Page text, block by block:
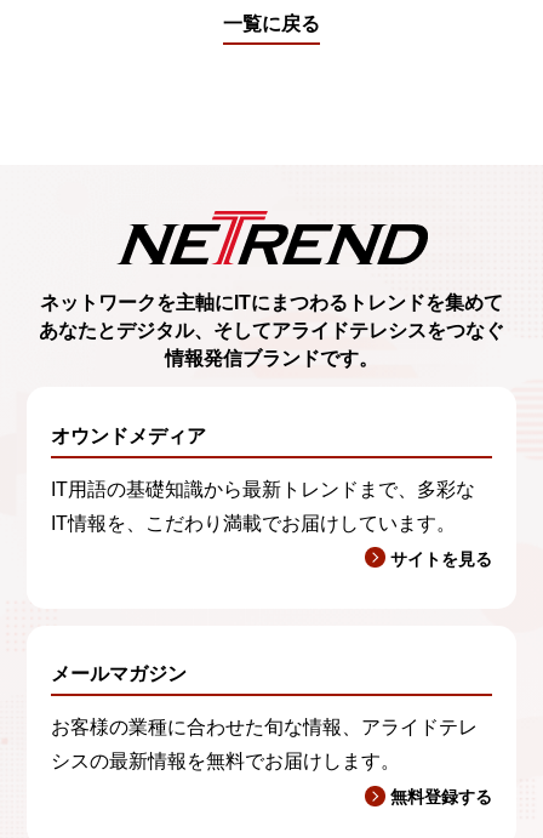
一覧に戻る
ネットワークを主軸に ITにまつわるトレンドを集めて
あなたとデジタル、 そしてアライドテレシスをつなぐ
情報発信ブランドです。
オウンドメディア
IT用語の基礎知識から最新トレンドまで、多彩な
IT情報を、こだわり満載でお届けしています。
サイトを見る
メールマガジン
お客様の業種に合わせた旬な情報、アライドテレ
シスの最新情報を無料でお届けします。
無料登録する